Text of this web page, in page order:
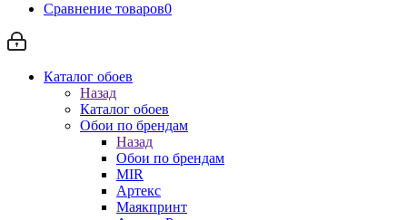
Сравнение товаров0
Каталог обоев
Назад
Каталог обоев
Обои по брендам
Назад
Обои по брендам
MIR
Артекс
Маякпринт